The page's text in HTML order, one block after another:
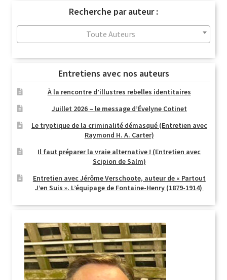
Recherche par auteur :
Toute Auteurs
Entretiens avec nos auteurs
À la rencontre d’illustres rebelles identitaires
Juillet 2026 – le message d’Évelyne Cotinet
Le tryptique de la criminalité démasqué (Entretien avec
Raymond H. A. Carter)
Il faut préparer la vraie alternative ! (Entretien avec
Scipion de Salm)
Entretien avec Jérôme Verschoote, auteur de « Partout
J’en Suis ». L’équipage de Fontaine-Henry (1879-1914)